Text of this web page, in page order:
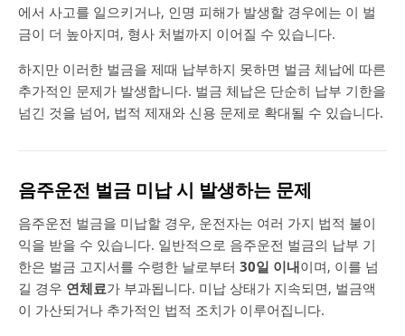
에서 사고를 일으키거나, 인명 피해가 발생할 경우에는 이 벌
금이 더 높아지며, 형사 처벌까지 이어질 수 있습니다.
하지만 이러한 벌금을 제때 납부하지 못하면 벌금 체납에 따른
추가적인 문제가 발생합니다. 벌금 체납은 단순히 납부 기한을
넘긴 것을 넘어, 법적 제재와 신용 문제로 확대될 수 있습니다.
음주운전 벌금 미납 시 발생하는 문제
음주운전 벌금을 미납할 경우, 운전자는 여러 가지 법적 불이
익을 받을 수 있습니다. 일반적으로 음주운전 벌금의 납부 기
한은 벌금 고지서를 수령한 날로부터 30일 이내이며, 이를 넘
길 경우 연체료가 부과됩니다. 미납 상태가 지속되면, 벌금액
이 가산되거나 추가적인 법적 조치가 이루어집니다.